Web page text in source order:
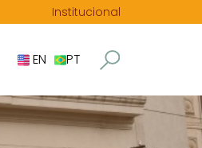
Institucional
EN PT